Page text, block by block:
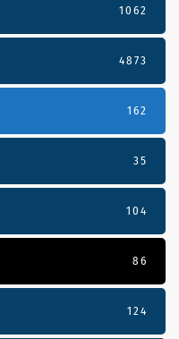
1062
4873
162
35
104
86
124